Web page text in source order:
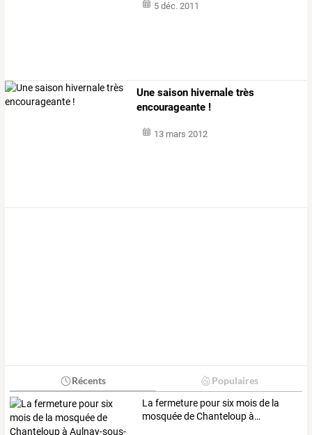
5 déc. 2011
Une saison hivernale très
encourageante !
13 mars 2012
Récents Populaires
La fermeture poursix moisde la
mosquéedeChanteloupà…